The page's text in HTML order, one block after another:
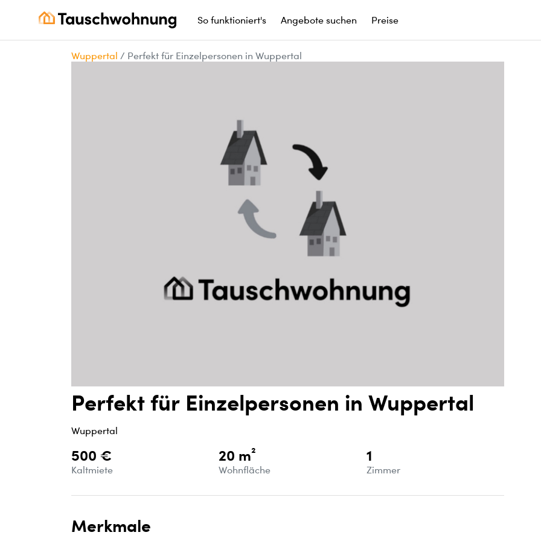
So funktioniert's Angebote suchen Preise
Wuppertal / Perfekt für Einzelpersonen in Wuppertal
Perfekt für Einzelpersonen in Wuppertal
Wuppertal
500 €
Kaltmiete
20 m²
Wohnfläche
1
Zimmer
Merkmale